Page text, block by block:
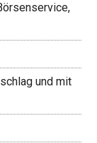
und mit